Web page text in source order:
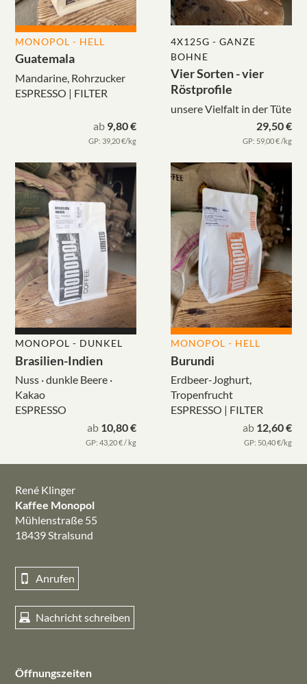
MONOPOL - HELL
Guatemala
Mandarine, Rohrzucker
ESPRESSO | FILTER
ab 9,80 €
GP: 39,20 €/kg
4X125G - GANZE
BOHNE
Vier Sorten - vier
Röstprofile
unsere Vielfalt in der Tüte
29,50 €
GP: 59,00 € /kg
MONOPOL - DUNKEL
Brasilien-Indien
Nuss · dunkle Beere ·
Kakao
ESPRESSO
ab 10,80 €
GP: 43,20 € / kg
MONOPOL - HELL
Burundi
Erdbeer-Joghurt,
Tropenfrucht
ESPRESSO | FILTER
ab 12,60 €
GP: 50,40 €/kg
René Klinger
Kaffee Monopol
Mühlenstraße 55
18439 Stralsund
Anrufen
Nachricht schreiben
Öffnungszeiten